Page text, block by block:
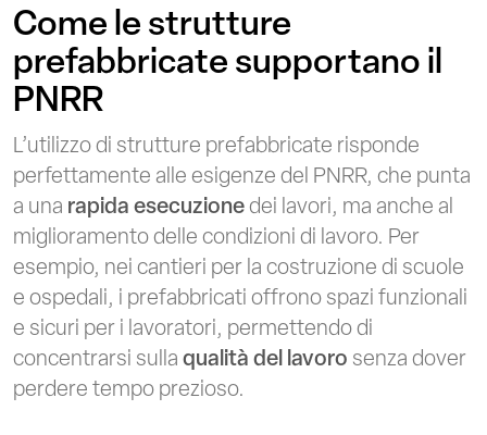
Come le strutture
prefabbricate supportano il
PNRR
L’utilizzo di strutture prefabbricate risponde
perfettamente alle esigenze del PNRR, che punta
a una rapida esecuzionedei lavori, ma anche al
miglioramento delle condizioni di lavoro. Per
esempio, nei cantieri per la costruzione di scuole
e ospedali, i prefabbricati offrono spazi funzionali
e sicuri per i lavoratori, permettendo di
concentrarsi sulla qualità del lavoro senza dover
perdere tempo prezioso.